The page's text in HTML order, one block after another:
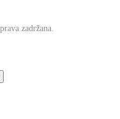
prava zadržana.